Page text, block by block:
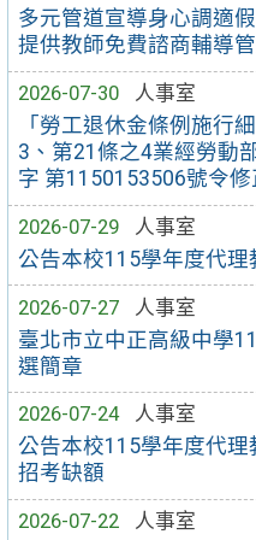
多元管道宣導身心調適
提供教師免費諮商輔導
2026-07-30
人事室
「勞工退休金條例施行
3、第21條之4業經勞動
字 第1150153506號令
2026-07-29
人事室
公告本校115學年度代
2026-07-27
人事室
臺北市立中正高級中學
選簡章
2026-07-24
人事室
公告本校115學年度代
招考缺額
2026-07-22
人事室